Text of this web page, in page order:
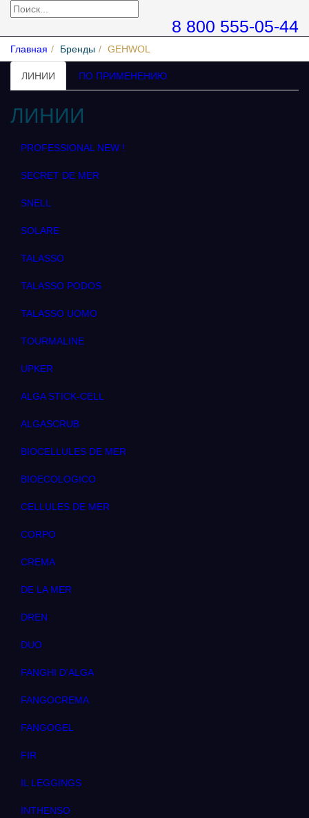
8 800 555-05-44
Главная Бренды GEHWOL
ЛИНИИ ПО ПРИМЕНЕНИЮ
ЛИНИИ
PROFESSIONAL NEW !
SECRET DE MER
SNELL
SOLARE
TALASSO
TALASSO PODOS
TALASSO UOMO
TOURMALINE
UPKER
ALGA STICK-CELL
ALGASCRUB
BIOCELLULES DE MER
BIOECOLOGICO
CELLULES DE MER
CORPO
CREMA
DE LA MER
DREN
DUO
FANGHI D'ALGA
FANGOCREMA
FANGOGEL
FIR
IL LEGGINGS
INTHENSO